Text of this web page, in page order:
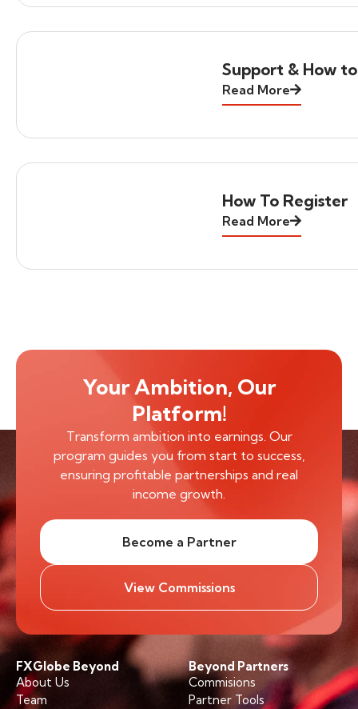
Support & How
Read More
How To Register
Read More
Your Ambition, Our
Platform!
Transform ambition into earnings. Our
program guides you from start to success,
ensuring profitable partnerships and real
income growth.
Become a Partner
View Commissions
FXGlobe Beyond
About Us
Team
Beyond Partners
Commisions
Partner Tools